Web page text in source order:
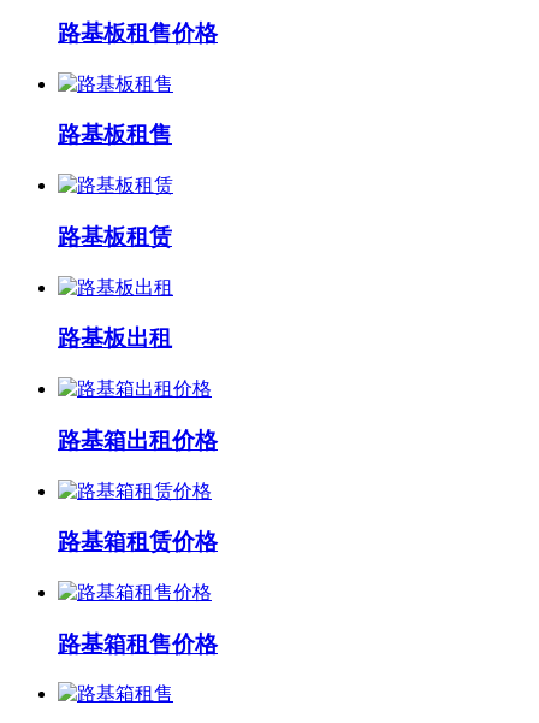
路基板租售价格
路基板租售
路基板租赁
路基板出租
路基箱出租价格
路基箱租赁价格
路基箱租售价格